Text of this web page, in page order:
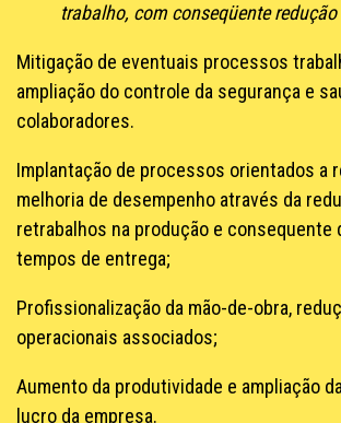
trabalho, com conseqüente
Mitigação de eventuais processos
ampliação do controle da segurança e
colaboradores.
Implantação de processos orientados a
melhoria de desempenho através da
retrabalhos na produção e consequente
tempos de entrega;
Profissionalização da mão-de-obra,
operacionais associados;
Aumento da produtividade e ampliação
lucro da empresa.